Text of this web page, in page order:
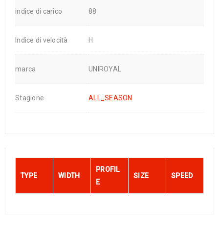
indice di carico 88
Indice di velocità H
marca UNIROYAL
Stagione ALL_SEASON
TYPE WIDTH
PROFIL
E
SIZE SPEED